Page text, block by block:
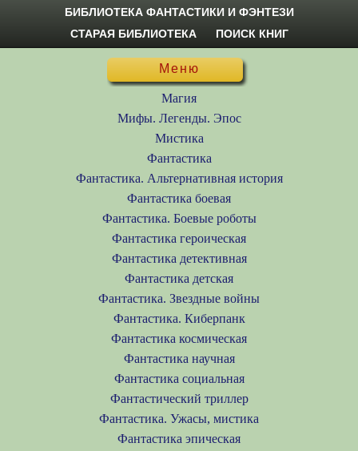
БИБЛИОТЕКА ФАНТАСТИКИ И ФЭНТЕЗИ
СТАРАЯ БИБЛИОТЕКА
ПОИСК КНИГ
Меню
Магия
Мифы. Легенды. Эпос
Мистика
Фантастика
Фантастика. Альтернативная история
Фантастика боевая
Фантастика. Боевые роботы
Фантастика героическая
Фантастика детективная
Фантастика детская
Фантастика. Звездные войны
Фантастика. Киберпанк
Фантастика космическая
Фантастика научная
Фантастика социальная
Фантастический триллер
Фантастика. Ужасы, мистика
Фантастика эпическая